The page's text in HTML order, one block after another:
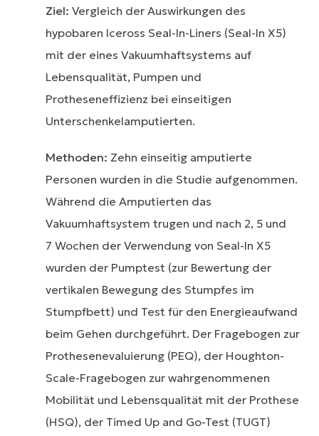
Ziel: Vergleich der Auswirkungen des
hypobaren Iceross Seal-In-Liners (Seal-In X5)
mit der eines Vakuumhaftsystems auf
Lebensqualität, Pumpen und
Protheseneffizienz bei einseitigen
Unterschenkelamputierten.
Methoden: Zehn einseitig amputierte
Personen wurden in die Studie aufgenommen.
Während die Amputierten das
Vakuumhaftsystem trugen und nach 2, 5 und
7 Wochen der Verwendung von Seal-In X5
wurden der Pumptest (zur Bewertung der
vertikalen Bewegung des Stumpfes im
Stumpfbett) und Test für den Energieaufwand
beim Gehen durchgeführt. Der Fragebogen zur
Prothesenevaluierung (PEQ), der Houghton-
Scale-Fragebogen zur wahrgenommenen
Mobilität und Lebensqualität mit der Prothese
(HSQ), der Timed Up and Go-Test (TUGT)